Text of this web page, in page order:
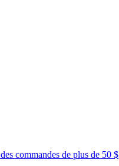
des commandes de plus de 50 $